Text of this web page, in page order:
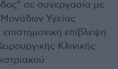
σε συνεργασία με
Μονάδων Υγείας
επίβλεψη
Κλινικής